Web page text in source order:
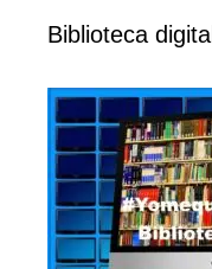
Biblioteca digital